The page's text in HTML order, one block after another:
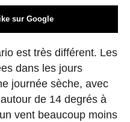
sur Google
est très différent. Les
dans les jours
journée sèche, avec
de 14 degrés à
vent beaucoup moins